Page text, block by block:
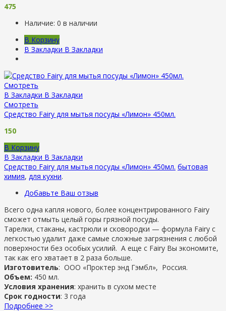
475
Наличие: 0 в наличии
В Корзину
В Закладки В Закладки
Смотреть
В Закладки В Закладки
Смотреть
Средство Fairy для мытья посуды «Лимон» 450мл.
150
В Корзину
В Закладки В Закладки
Средство Fairy для мытья посуды «Лимон» 450мл. бытовая
химия, для кухни.
Добавьте Ваш отзыв
Всего одна капля нового, более концентрированного Fairy
сможет отмыть целый горы грязной посуды.
Тарелки, стаканы, кастрюли и сковородки — формула Fairy с
легкостью удалит даже самые сложные загрязнения с любой
поверхности без особых усилий. А еще с Fairy Вы экономите,
так как его хватает в 2 раза больше.
Изготовитель: ООО «Проктер энд Гэмбл», Россия.
Объем: 450 мл.
Условия хранения: хранить в сухом месте
Срок годности: 3 года
Подробнее >>